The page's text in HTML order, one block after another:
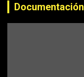
Documentación